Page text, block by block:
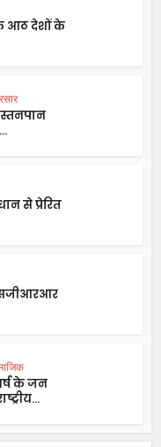
आठ देशों के
स्तनपान
से प्रेरित
के जन